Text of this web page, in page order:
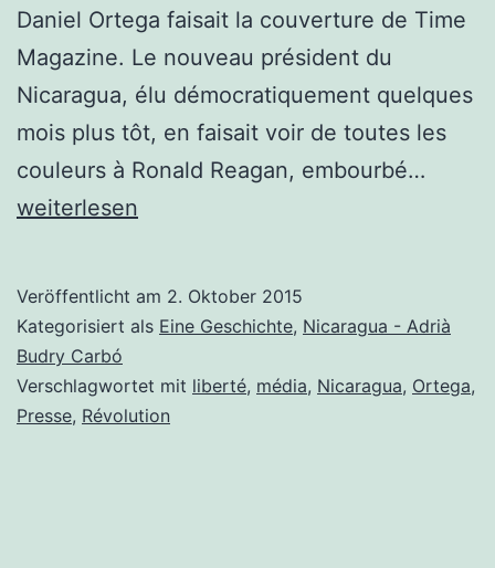
Daniel Ortega faisait la couverture de Time
Magazine. Le nouveau président du
Nicaragua, élu démocratiquement quelques
mois plus tôt, en faisait voir de toutes les
couleurs à Ronald Reagan, embourbé…
weiterlesen
Veröffentlicht am 2. Oktober 2015
Kategorisiert als Eine Geschichte, Nicaragua - Adrià
Budry Carbó
Verschlagwortet mit liberté, média, Nicaragua, Ortega,
Presse, Révolution